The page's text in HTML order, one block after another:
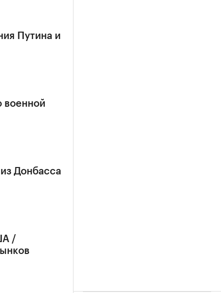
Путина и
военной
Донбасса
/